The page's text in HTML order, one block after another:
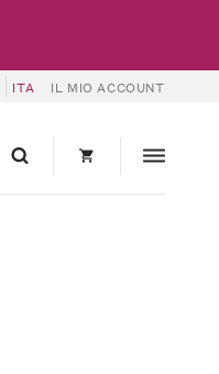
ITA IL MIO ACCOUNT